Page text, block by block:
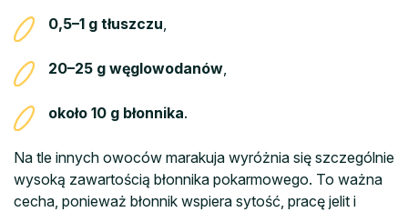
0,5–1 g tłuszczu,
20–25 g węglowodanów,
około 10 g błonnika.
Na tle innych owoców marakuja wyróżnia się szczególnie
wysoką zawartością błonnika pokarmowego. To ważna
cecha, ponieważ błonnik wspiera sytość, pracę jelit i